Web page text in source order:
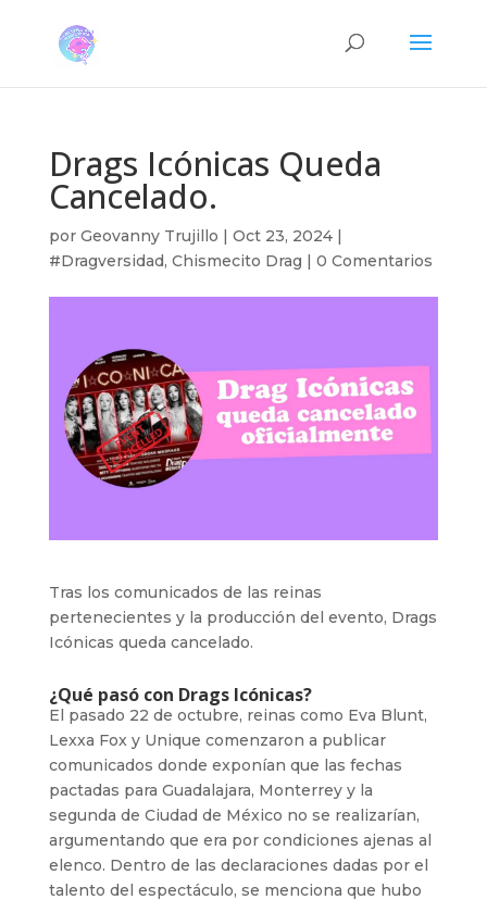
Drags Icónicas Queda
Cancelado.
por Geovanny Trujillo | Oct 23, 2024|
#Dragversidad, Chismecito Drag | 0 Comentarios
Tras los comunicados de las reinas
pertenecientes y la producción del evento, Drags
Icónicas queda cancelado.
¿Qué pasó con Drags Icónicas?
El pasado 22 de octubre, reinas como Eva Blunt,
Lexxa Fox y Unique comenzaron a publicar
comunicados donde exponían que las fechas
pactadas para Guadalajara, Monterrey y la
segunda de Ciudad de México no se realizarían,
argumentando que era por condiciones ajenas al
elenco. Dentro de las declaraciones dadas por el
talento del espectáculo, se menciona que hubo